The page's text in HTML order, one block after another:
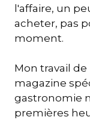
l'affaire, un
acheter, pas
moment.
Mon travail
magazine
gastronomie
premières